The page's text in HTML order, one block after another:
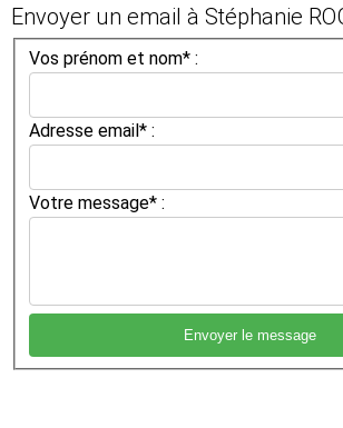
Envoyer un email à Stéphanie
Vos prénom et nom* :
Adresse email* :
Votre message* :